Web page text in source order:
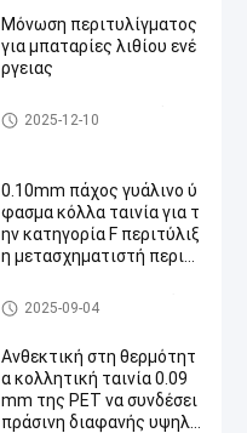
Μόνωση περιτυλίγματος
για μπαταρίες λιθίου ενέ
ργειας
Συγκολλητική ταινία μόνωσ
ης
2025-12-10
0.10mm πάχος γυάλινο ύ
φασμα κόλλα ταινία για τ
ην κατηγορία F περιτύλιξ
η μετασχηματιστή περιτ
Κολλητική ταινία υφασμάτω
ν γυαλιού
2025-09-04
Ανθεκτική στη θερμότητ
α κολλητική ταινία 0.09
mm της PET να συνδέσει
πράσινη διαφανής υψηλή